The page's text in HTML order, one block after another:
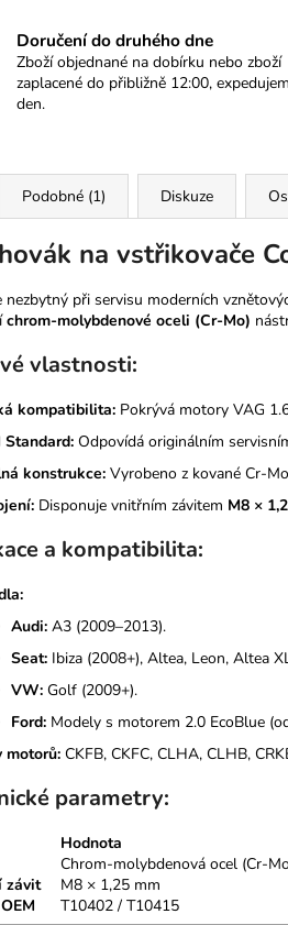
Doručení do druhého dne
Zboží objednané na dobírku nebo zboží
zaplacené do přibližně 12:00,
den.
Podobné (1) Diskuze
na vstřikovače
nezbytný při servisu moderních
chrom-molybdenové oceli (Cr-Mo)
vlastnosti:
kompatibilita: Pokrývá motory VAG
Standard: Odpovídá originálním
konstrukce: Vyrobeno z kované Cr-
Disponuje vnitřním závitem M8 ×
a kompatibilita:
Audi: A3 (2009–2013).
Seat: Ibiza (2008+), Altea, Leon, Altea
VW: Golf (2009+).
Ford: Modely s motorem 2.0 EcoBlue
motorů: CKFB, CKFC, CLHA, CLHB,
parametry:
Hodnota
Chrom-molybdenová ocel (Cr-
závit
M8 × 1,25 mm
T10402 / T10415